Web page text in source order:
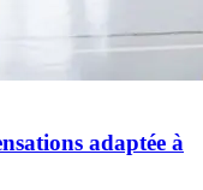
adaptée à